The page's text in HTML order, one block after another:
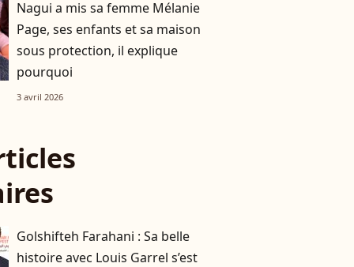
Nagui a mis sa femme Mélanie
Page, ses enfants et sa maison
sous protection, il explique
pourquoi
3 avril 2026
Golshifteh Farahani : Sa belle
histoire avec Louis Garrel s’est